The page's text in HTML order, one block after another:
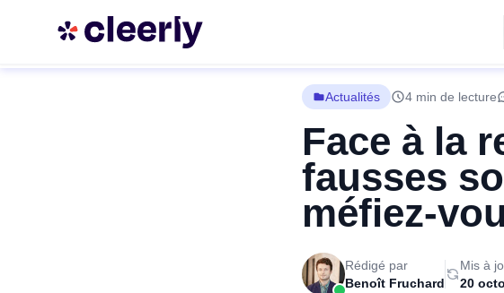
Actualités 4 min de lecture
Face à la
fausses
méfiez-
Rédigé par
Benoît Fruchard
Mis à
20